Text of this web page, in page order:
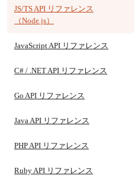
JS/TS API リファレンス
（Node.js）
JavaScript API リファレンス
C# / .NET API リファレンス
Go API リファレンス
Java API リファレンス
PHP API リファレンス
Ruby API リファレンス